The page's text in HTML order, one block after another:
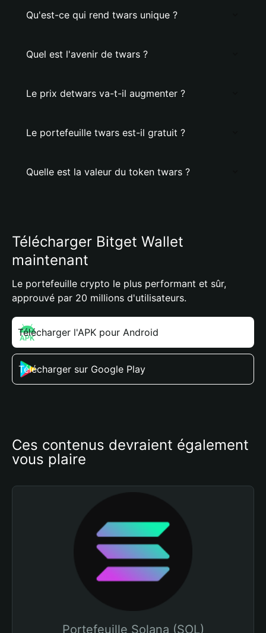
Qu'est-ce qui rend twars unique ?
Quel est l'avenir de twars ?
Le prix detwars va-t-il augmenter ?
Le portefeuille twars est-il gratuit ?
Quelle est la valeur du token twars ?
Télécharger Bitget Wallet
maintenant
Le portefeuille crypto le plus performant et sûr,
approuvé par 20 millions d'utilisateurs.
Télécharger l'APK pour Android
Télécharger sur Google Play
Ces contenus devraient également
vous plaire
Portefeuille Solana (SOL)